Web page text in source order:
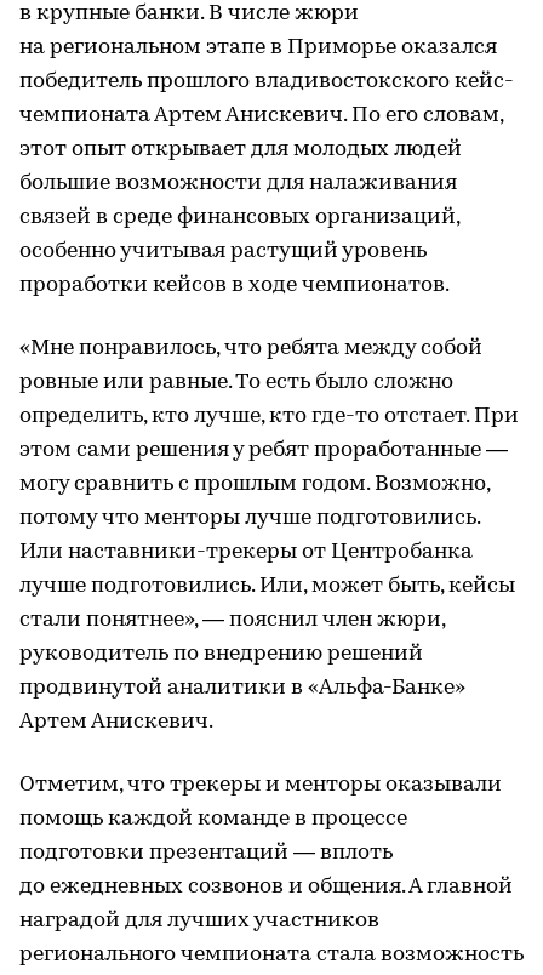
в крупные банки. В числе жюри
на региональном этапе в Приморье оказался
победитель прошлого владивостокского кейс-
чемпионата Артем Анискевич. По его словам,
этот опыт открывает для молодых людей
большие возможности для налаживания
связей в среде финансовых организаций,
особенно учитывая растущий уровень
проработки кейсов в ходе чемпионатов.
«Мне понравилось, что ребята между собой
ровные или равные. То есть было сложно
определить, кто лучше, кто где-то отстает. При
этом сами решения у ребят проработанные —
могу сравнить с прошлым годом. Возможно,
потому что менторы лучше подготовились.
Или наставники-трекеры от Центробанка
лучше подготовились. Или, может быть, кейсы
стали понятнее», — пояснил член жюри,
руководитель по внедрению решений
продвинутой аналитики в «Альфа-Банке»
Артем Анискевич.
Отметим, что трекеры и менторы оказывали
помощь каждой команде в процессе
подготовки презентаций — вплоть
до ежедневных созвонов и общения. А главной
наградой для лучших участников
регионального чемпионата стала возможность